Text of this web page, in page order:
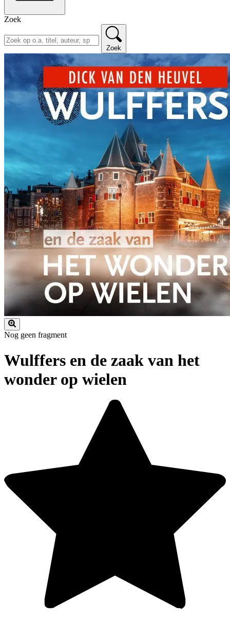
Zoek
Zoek
Nog geen fragment
Wulffers en de zaak van het
wonder op wielen